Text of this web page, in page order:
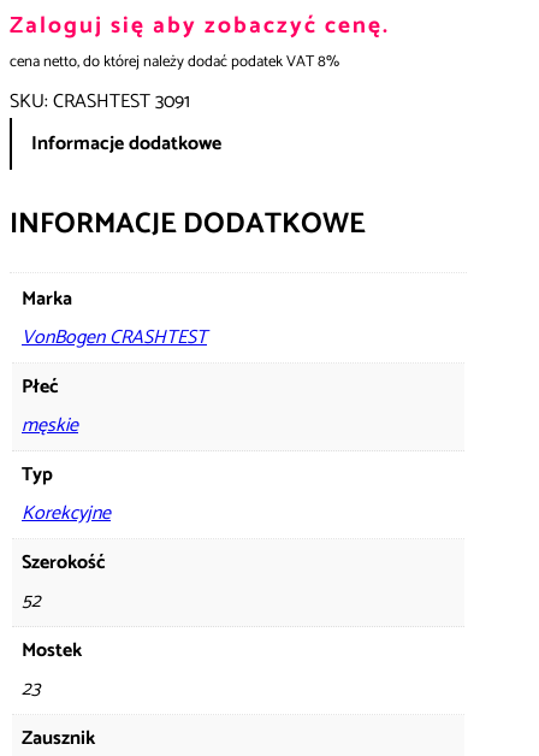
Zaloguj się aby zobaczyć cenę.
cena netto, do której należy dodać podatek VAT 8%
SKU:CRASHTEST 3091
Informacje dodatkowe
INFORMACJE DODATKOWE
Marka
VonBogen CRASHTEST
Płeć
męskie
Typ
Korekcyjne
Szerokość
52
Mostek
23
Zausznik